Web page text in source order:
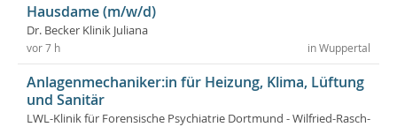
Hausdame (m/w/d)
Dr. Becker Klinik Juliana
in Wuppertal
vor 7 h
Anlagenmechaniker:in für Heizung, Klima, Lüftung
und Sanitär
LWL-Klinik für Forensische Psychiatrie Dortmund - Wilfried-Rasch-